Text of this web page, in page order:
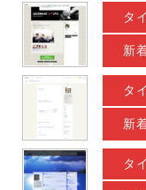
タ
新
タ
新
タ